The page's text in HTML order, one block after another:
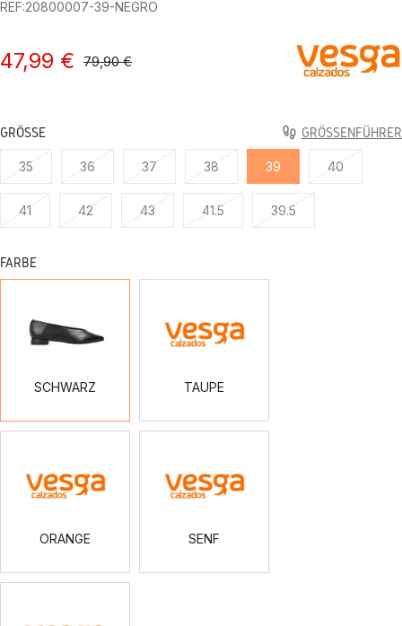
REF:20800007-39-NEGRO
47,99 € 79,90 €
GRÖSSE GRÖSSENFÜHRER
35 36 37 38 39 40
41 42 43 41.5 39.5
FARBE
SCHWARZ TAUPE
ORANGE SENF